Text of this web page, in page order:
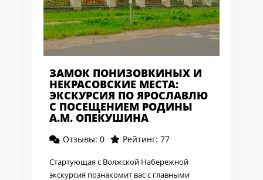
ЗАМОК ПОНИЗОВКИНЫХ И
НЕКРАСОВСКИЕ МЕСТА:
ЭКСКУРСИЯ ПО ЯРОСЛАВЛЮ
С ПОСЕЩЕНИЕМ РОДИНЫ
А.М. ОПЕКУШИНА
Отзывы: 0 Рейтинг: 77
Стартующая с Волжской Набережной
экскурсия познакомит вас с главными